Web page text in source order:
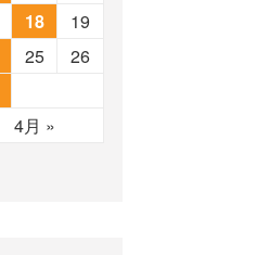
4月 »
18
19
25
26